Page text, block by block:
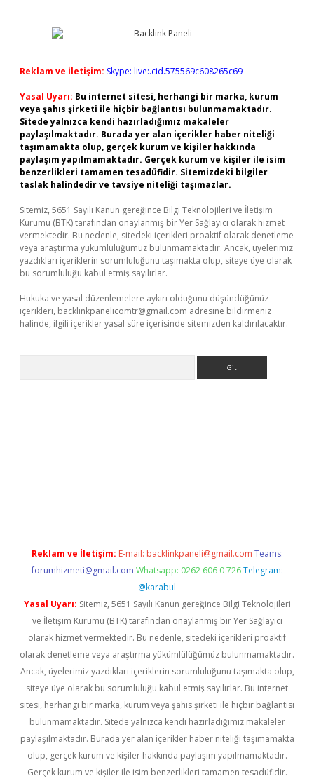
Reklam ve İletişim: Skype: live:.cid.575569c608265c69
Yasal Uyarı: Bu internet sitesi, herhangi bir marka, kurum
veya şahıs şirketi ile hiçbir bağlantısı bulunmamaktadır.
Sitede yalnızca kendi hazırladığımız makaleler
paylaşılmaktadır. Burada yer alan içerikler haber niteliği
taşımamakta olup, gerçek kurum ve kişiler hakkında
paylaşım yapılmamaktadır. Gerçek kurum ve kişiler ile isim
benzerlikleri tamamen tesadüfidir. Sitemizdeki bilgiler
taslak halindedir ve tavsiye niteliği taşımazlar.
Sitemiz, 5651 Sayılı Kanun gereğince Bilgi Teknolojileri ve İletişim
Kurumu (BTK) tarafından onaylanmış bir Yer Sağlayıcı olarak hizmet
vermektedir. Bu nedenle, sitedeki içerikleri proaktif olarak denetleme
veya araştırma yükümlülüğümüz bulunmamaktadır. Ancak, üyelerimiz
yazdıkları içeriklerin sorumluluğunu taşımakta olup, siteye üye olarak
bu sorumluluğu kabul etmiş sayılırlar.
Hukuka ve yasal düzenlemelere aykırı olduğunu düşündüğünüz
içerikleri, backlinkpanelicomtr@gmail.com adresine bildirmeniz
halinde, ilgili içerikler yasal süre içerisinde sitemizden kaldırılacaktır.
Reklam ve İletişim: E-mail: backlinkpaneli@gmail.com Teams:
forumhizmeti@gmail.com Whatsapp: 0262 606 0 726 Telegram:
@karabul
Yasal Uyarı: Sitemiz, 5651 Sayılı Kanun gereğince Bilgi Teknolojileri
ve İletişim Kurumu (BTK) tarafından onaylanmış bir Yer Sağlayıcı
olarak hizmet vermektedir. Bu nedenle, sitedeki içerikleri proaktif
olarak denetleme veya araştırma yükümlülüğümüz bulunmamaktadır.
Ancak, üyelerimiz yazdıkları içeriklerin sorumluluğunu taşımakta olup,
siteye üye olarak bu sorumluluğu kabul etmiş sayılırlar. Bu internet
sitesi, herhangi bir marka, kurum veya şahıs şirketi ile hiçbir bağlantısı
bulunmamaktadır. Sitede yalnızca kendi hazırladığımız makaleler
paylaşılmaktadır. Burada yer alan içerikler haber niteliği taşımamakta
olup, gerçek kurum ve kişiler hakkında paylaşım yapılmamaktadır.
Gerçek kurum ve kişiler ile isim benzerlikleri tamamen tesadüfidir.